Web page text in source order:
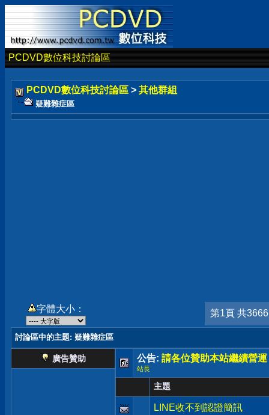
PCDVD數位科技討論區
PCDVD數位科技討論區 > 其他群組
疑難雜症區
字體大小： 第1頁 共
討論區中的主題: 疑難雜症區
廣告贊助 公告: 請各位贊助本站繼續營運
站長
主題
LINE收不到認證簡訊